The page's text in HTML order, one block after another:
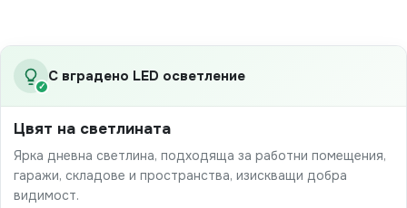
✓
С вградено LED осветление
Цвят на светлината
Ярка дневна светлина, подходяща за работни помещения,
гаражи, складове и пространства, изискващи добра
видимост.